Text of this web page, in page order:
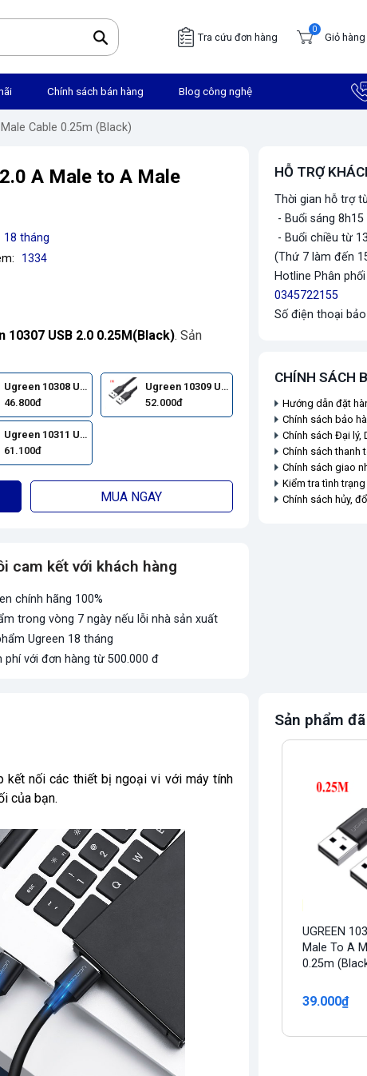
Tra cứu đơn hàng
0
Giỏ hàng
Chính sách bán hàng Blog công nghệ
Male Cable 0.25m (Black)
A Male to A Male
18 tháng
1334
10307 USB 2.0 0.25M(Black). Sản
Ugreen 10308 USB 2.0 0.5M(Black)
46.800đ
Ugreen 10309 USB 2.0 1M(Black)
52.000đ
Ugreen 10311 USB 2.0 2M(Black)
61.100đ
MUA NGAY
cam kết với khách hàng
chính hãng 100%
trong vòng 7 ngày nếu lỗi nhà sản xuất
Ugreen 18 tháng
phí với đơn hàng từ 500.000 đ
HỖ TRỢ
Thời gian hỗ trợ
- Buổi sáng
- Buổi chiều từ
(Thứ 7 làm đến
Hotline Phân
0345722155
Số điện thoại
CHÍNH SÁCH
Hướng dẫn đặt
Chính sách bảo
Chính sách Đại lý,
Chính sách thanh
Chính sách giao
Kiểm tra tình
Chính sách hủy,
kết nối các thiết bị ngoại vi với máy tính
của bạn.
Sản phẩm
UGREEN
Male To A
0.25m
39.000₫